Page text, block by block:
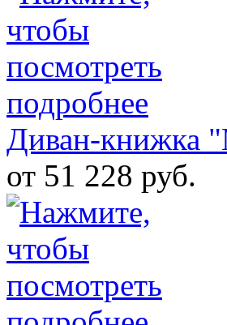
Диван-книжка
от 51 228 руб.